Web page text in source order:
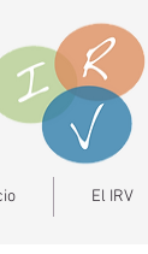
El IRV